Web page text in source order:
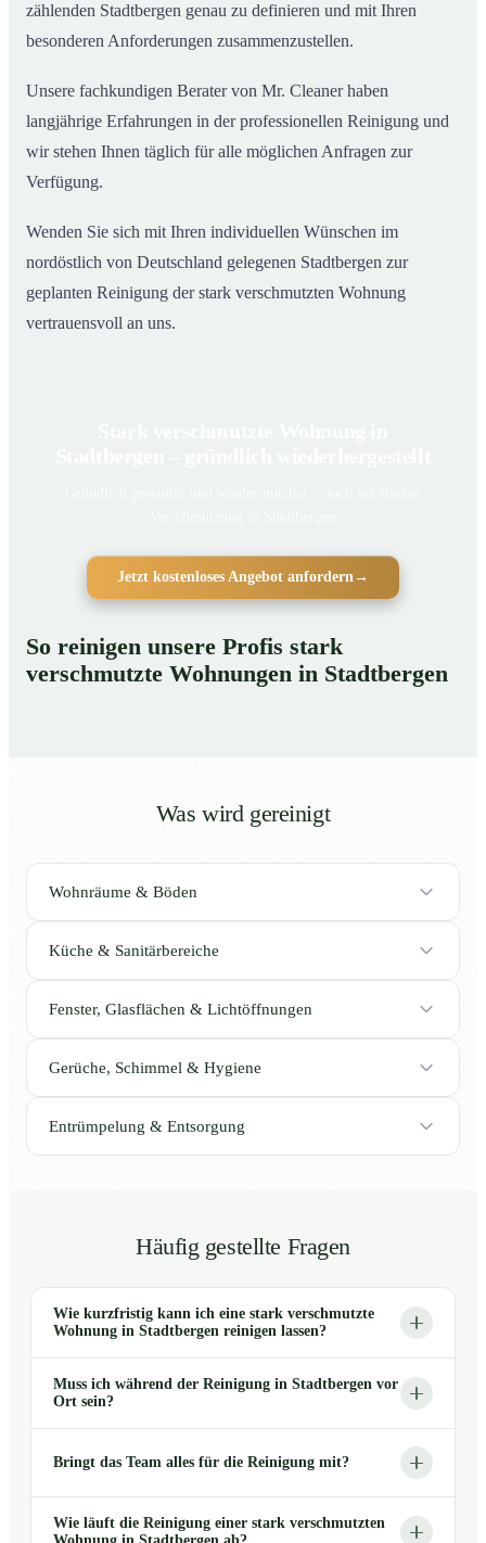
zählenden Stadtbergen genau zu definieren und mit Ihren
besonderen Anforderungen zusammenzustellen.
Unsere fachkundigen Berater von Mr. Cleaner haben
langjährige Erfahrungen in der professionellen Reinigung und
wir stehen Ihnen täglich für alle möglichen Anfragen zur
Verfügung.
Wenden Sie sich mit Ihren individuellen Wünschen im
nordöstlich von Deutschland gelegenen Stadtbergen zur
geplanten Reinigung der stark verschmutzten Wohnung
vertrauensvoll an uns.
Jetzt kostenloses Angebot anfordern→
So reinigen unsere Profis stark
verschmutzte Wohnungen in Stadtbergen
Was wird gereinigt
Wohnräume & Böden
Küche & Sanitärbereiche
Fenster, Glasflächen & Lichtöffnungen
Gerüche, Schimmel & Hygiene
Entrümpelung & Entsorgung
Häufig gestellte Fragen
Wie kurzfristig kann ich eine stark verschmutzte
Wohnung in Stadtbergen reinigen lassen?
Muss ich während der Reinigung in Stadtbergen vor
Ort sein?
Bringt das Team alles für die Reinigung mit?
Wie läuft die Reinigung einer stark verschmutzten